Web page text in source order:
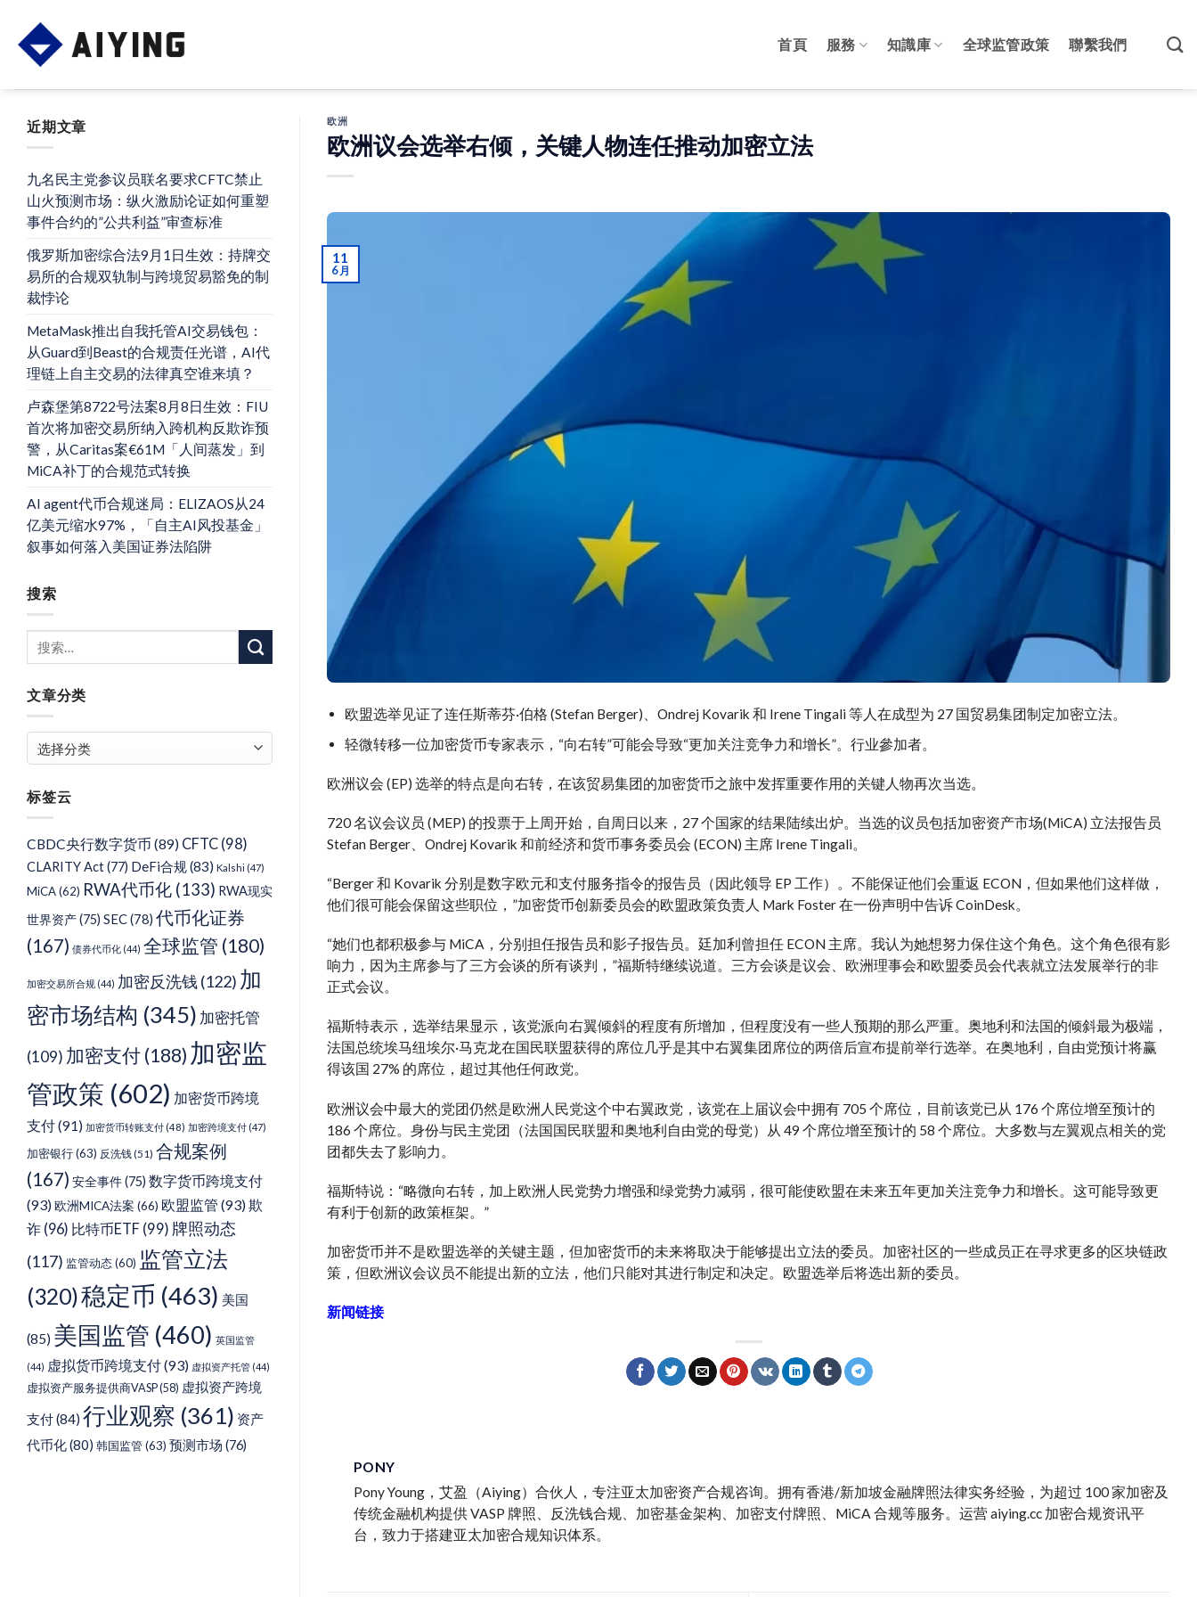
content
首頁 服務 知識庫 全球监管政策 聯繫我們
近期文章
九名民主党参议员联名要求CFTC禁止
山火预测市场：纵火激励论证如何重塑
事件合约的”公共利益”审查标准
俄罗斯加密综合法9月1日生效：持牌交
易所的合规双轨制与跨境贸易豁免的制
裁悖论
MetaMask推出自我托管AI交易钱包：
从Guard到Beast的合规责任光谱，AI代
理链上自主交易的法律真空谁来填？
卢森堡第8722号法案8月8日生效：FIU
首次将加密交易所纳入跨机构反欺诈预
警，从Caritas案€61M「人间蒸发」到
MiCA补丁的合规范式转换
AI agent代币合规迷局：ELIZAOS从24
亿美元缩水97%，「自主AI风投基金」
叙事如何落入美国证券法陷阱
搜索
文章分类
章
类
标签云
CBDC央行数字货币 (89) CFTC (98)
CLARITY Act(77) DeFi合规(83) Kalshi (47)
MiCA(62) RWA代币化 (133) RWA现实
世界资产(75) SEC(78) 代币化证券
(167) 债券代币化 (44) 全球监管 (180)
加密交易所合规 (44) 加密反洗钱 (122) 加
密市场结构 (345) 加密托管
(109) 加密支付 (188) 加密监
管政策 (602) 加密货币跨境
支付(91) 加密货币转账支付 (48) 加密跨境支付 (47)
加密银行(63) 反洗钱(51) 合规案例
(167) 安全事件(75) 数字货币跨境支付
(93)欧洲MICA法案 (66) 欧盟监管 (93)欺
诈 (96) 比特币ETF (99) 牌照动态
(117) 监管动态(60) 监管立法
(320)稳定币 (463) 美国
(85) 美国监管 (460) 英国监管
(44) 虚拟货币跨境支付(93) 虚拟资产托管 (44)
虚拟资产服务提供商VASP(58) 虚拟资产跨境
支付(84) 行业观察 (361) 资产
代币化(80) 韩国监管(63) 预测市场 (76)
欧洲
欧洲议会选举右倾，关键人物连任推动加密立法
11
6 月
欧盟选举见证了连任斯蒂芬·伯格 (Stefan Berger)、Ondrej Kovarik 和 Irene Tingali 等人在成型为 27 国贸易集团制定加密立法。
轻微转移一位加密货币专家表示，“向右转”可能会导致“更加关注竞争力和增长”。行业參加者。
欧洲议会 (EP) 选举的特点是向右转，在该贸易集团的加密货币之旅中发挥重要作用的关键人物再次当选。
720 名议会议员 (MEP) 的投票于上周开始 ，自周日以来，27 个国家的结果陆续出炉。当选的议员包括加密资产市场(MiCA) 立法报告员
Stefan Berger、Ondrej Kovarik 和前经济和货币事务委员会 (ECON) 主席 Irene Tingali。
“Berger 和 Kovarik 分别是数字欧元和支付服务指令的报告员（因此领导 EP 工作）。不能保证他们会重返 ECON，但如果他们这样做，
他们很可能会保留这些职位，”加密货币创新委员会的欧盟政策负责人 Mark Foster 在一份声明中告诉 CoinDesk。
“她们也都积极参与 MiCA，分别担任报告员和影子报告员。廷加利曾担任 ECON 主席。我认为她想努力保住这个角色。这个角色很有影
响力，因为主席参与了三方会谈的所有谈判，”福斯特继续说道。三方会谈是议会、欧洲理事会和欧盟委员会代表就立法发展举行的非
正式会议。
福斯特表示，选举结果显示，该党派向右翼倾斜的程度有所增加，但程度没有一些人预期的那么严重。奥地利和法国的倾斜最为极端，
法国总统埃马纽埃尔·马克龙在国民联盟获得的席位几乎是其中右翼集团席位的两倍后宣布提前举行选举。在奥地利，自由党预计将赢
得该国 27% 的席位，超过其他任何政党。
欧洲议会中最大的党团仍然是欧洲人民党这个中右翼政党，该党在上届议会中拥有 705 个席位，目前该党已从 176 个席位增至预计的
186 个席位。身份与民主党团（法国国民联盟和奥地利自由党的母党）从 49 个席位增至预计的 58 个席位。大多数与左翼观点相关的党
团都失去了影响力。
福斯特说：“略微向右转，加上欧洲人民党势力增强和绿党势力减弱，很可能使欧盟在未来五年更加关注竞争力和增长。这可能导致更
有利于创新的政策框架。”
加密货币并不是欧盟选举的关键主题，但加密货币的未来将取决于能够提出立法的委员。加密社区的一些成员正在寻求更多的区块链政
策 ，但欧洲议会议员不能提出新的立法，他们只能对其进行制定和决定。欧盟选举后将选出新的委员。
新闻链接
PONY
Pony Young，艾盈（Aiying）合伙人，专注亚太加密资产合规咨询。拥有香港/新加坡金融牌照法律实务经验，为超过 100 家加密及
传统金融机构提供 VASP 牌照、反洗钱合规、加密基金架构、加密支付牌照、MiCA 合规等服务。运营 aiying.cc 加密合规资讯平
台，致力于搭建亚太加密合规知识体系。